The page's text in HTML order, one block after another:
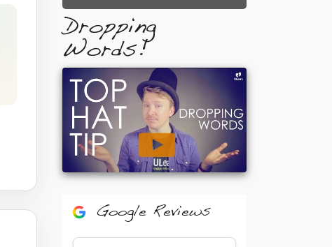
Dropping
Words!
Google Reviews